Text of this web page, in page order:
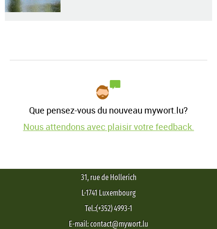
Que pensez-vous du nouveau mywort.lu?
Nous attendons avec plaisir votre feedback.
31, rue de Hollerich
L-1741 Luxembourg
Tel.:(+352) 4993-1
E-mail: contact@mywort.lu